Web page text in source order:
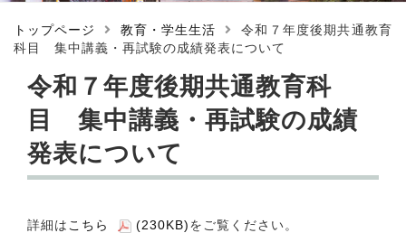
トップページ 教育・学生生活
令和７年度後期共通教育
科目 集中講義・再試験の成績発表について
令和７年度後期共通教育科
目 集中講義・再試験の成績
発表について
詳細は こちら (230KB)をご覧ください。